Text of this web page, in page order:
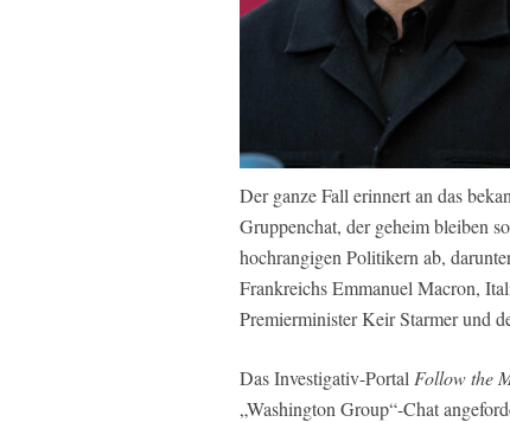
Der ganze Fall erinnert an das
Gruppenchat, der geheim bleiben
hochrangigen Politikern ab,
Frankreichs Emmanuel Macron,
Premierminister Keir Starmer und
Das Investigativ-Portal Follow the
„Washington Group“-Chat